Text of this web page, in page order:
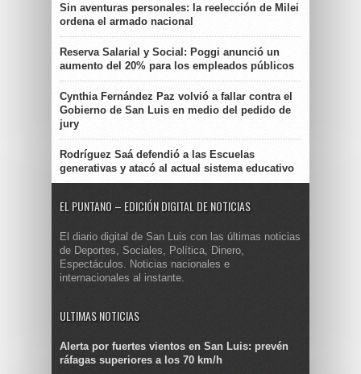
Sin aventuras personales: la reelección de Milei
ordena el armado nacional
Reserva Salarial y Social: Poggi anunció un
aumento del 20% para los empleados públicos
Cynthia Fernández Paz volvió a fallar contra el
Gobierno de San Luis en medio del pedido de
jury
Rodríguez Saá defendió a las Escuelas
generativas y atacó al actual sistema educativo
EL PUNTANO – EDICIÓN DIGITAL DE NOTICIAS
El diario digital de San Luis con las últimas noticias
de Deportes, Sociales, Política, Dinero,
Espectáculos. Noticias nacionales e
internacionales al instante.
ULTIMAS NOTICIAS
Alerta por fuertes vientos en San Luis: prevén
ráfagas superiores a los 70 km/h